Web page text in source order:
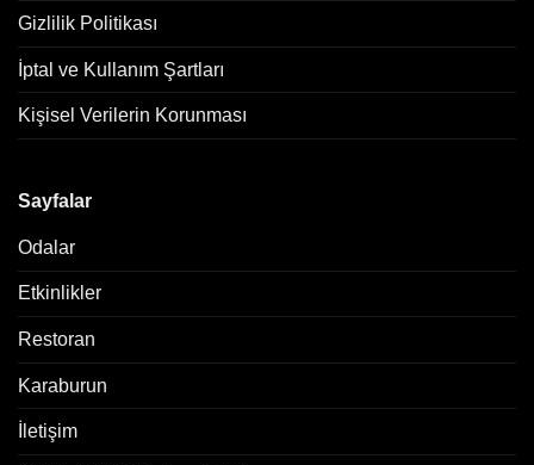
Gizlilik Politikası
İptal ve Kullanım Şartları
Kişisel Verilerin Korunması
Sayfalar
Odalar
Etkinlikler
Restoran
Karaburun
İletişim